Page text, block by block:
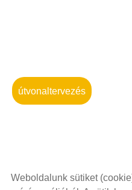
útvonaltervezés
© 2026 - Minden jog
Weboldalunk sütiket